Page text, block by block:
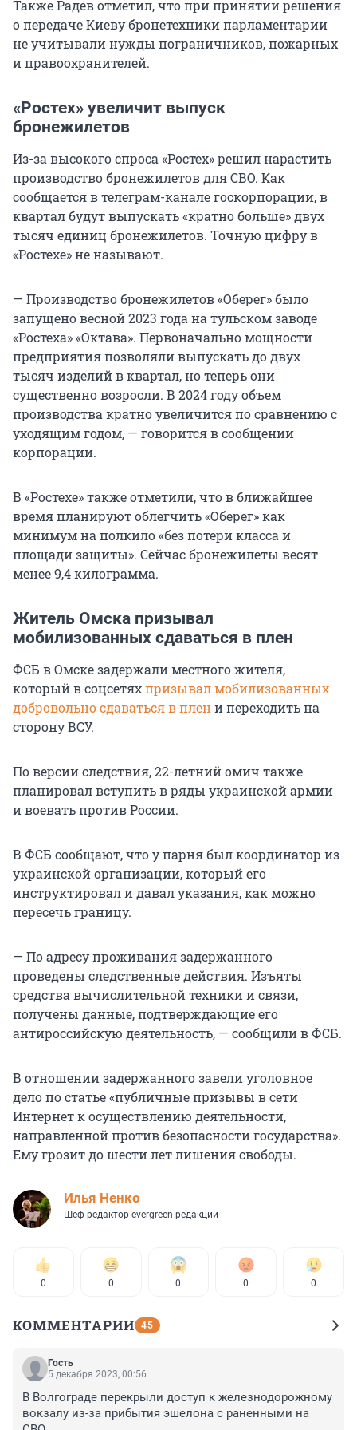
Также Радев отметил, что при принятии решения
о передаче Киеву бронетехники парламентарии
не учитывали нужды пограничников, пожарных
и правоохранителей.
«Ростех» увеличит выпуск
бронежилетов
Из-за высокого спроса «Ростех» решил нарастить
производство бронежилетов для СВО. Как
сообщается в телеграм-канале госкорпорации, в
квартал будут выпускать «кратно больше» двух
тысяч единиц бронежилетов. Точную цифру в
«Ростехе» не называют.
— Производство бронежилетов «Оберег» было
запущено весной 2023 года на тульском заводе
«Ростеха» «Октава». Первоначально мощности
предприятия позволяли выпускать до двух
тысяч изделий в квартал, но теперь они
существенно возросли. В 2024 году объем
производства кратно увеличится по сравнению с
уходящим годом, — говорится в сообщении
корпорации.
В «Ростехе» также отметили, что в ближайшее
время планируют облегчить «Оберег» как
минимум на полкило «без потери класса и
площади защиты». Сейчас бронежилеты весят
менее 9,4 килограмма.
Житель Омска призывал
мобилизованных сдаваться в плен
ФСБ в Омске задержали местного жителя,
который в соцсетяхпризывал мобилизованных
добровольно сдаваться в плени переходить на
сторону ВСУ.
По версии следствия, 22-летний омич также
планировал вступить в ряды украинской армии
и воевать против России.
В ФСБ сообщают, что у парня был координатор из
украинской организации, который его
инструктировал и давал указания, как можно
пересечь границу.
— По адресу проживания задержанного
проведены следственные действия. Изъяты
средства вычислительной техники и связи,
получены данные, подтверждающие его
антироссийскую деятельность, — сообщили в ФСБ.
В отношении задержанного завели уголовное
дело по статье «публичные призывы в сети
Интернет к осуществлению деятельности,
направленной против безопасности государства».
Ему грозит до шести лет лишения свободы.
Илья Ненко
Шеф-редактор evergreen-редакции
0 0 0 0 0
КОММЕНТАРИИ 45
Гость
5 декабря 2023, 00:56
В Волгограде перекрыли доступ к железнодорожному
вокзалу из-за прибытия эшелона с раненными на